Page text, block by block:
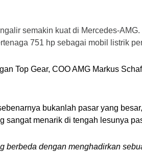
semakin kuat di Mercedes-
751 hp sebagai mobil listrik
Top Gear, COO AMG Markus
bukanlah pasar yang
sangat menarik di tengah lesunya
berbeda dengan menghadirkan